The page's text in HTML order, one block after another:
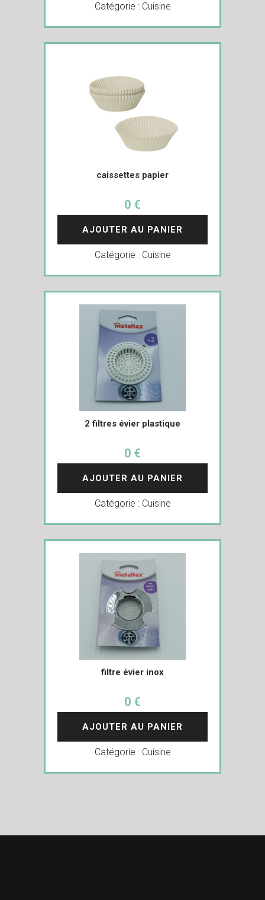
Catégorie : Cuisine
caissettes papier
0 €
AJOUTER AU PANIER
Catégorie : Cuisine
2 filtres évier plastique
0 €
AJOUTER AU PANIER
Catégorie : Cuisine
filtre évier inox
0 €
AJOUTER AU PANIER
Catégorie : Cuisine